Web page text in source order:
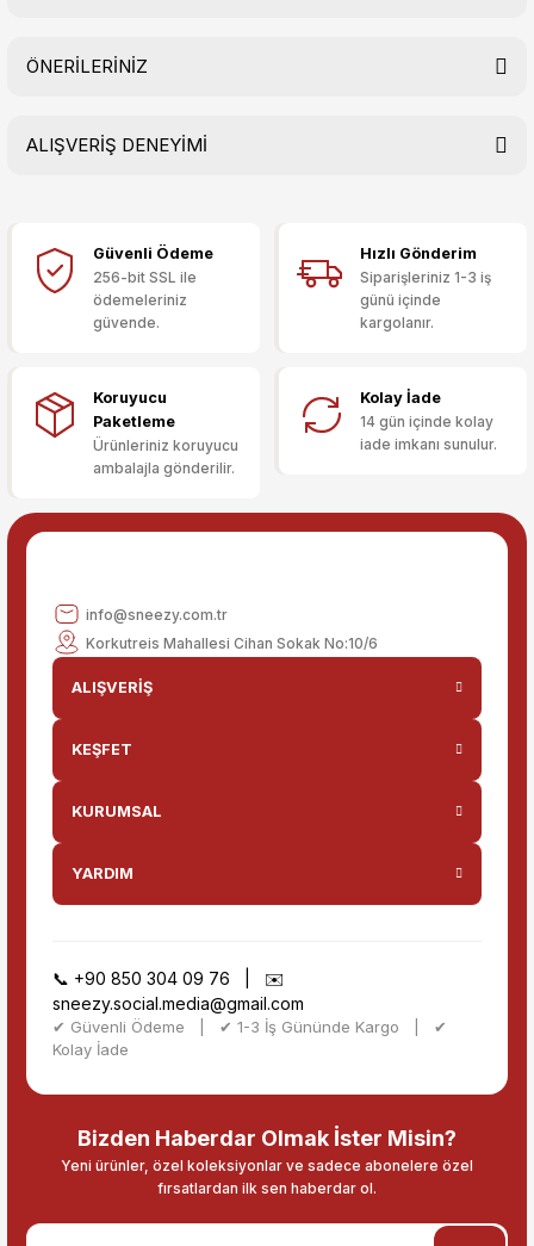
ÖNERİLERİNİZ
Bu ürünün fiyat bilgisi, resim, ürün açıklamalarında ve diğer
Ürün resmi kalitesiz, bozuk veya görüntülenemiyor.
Ürün açıklamasında eksik bilgiler bulunuyor.
Ürün fiyatı diğer sitelerden daha pahalı.
Bu ürüne benzer farklı alternatifler olmalı.
ALIŞVERİŞ DENEYİMİ
Sitemize ilk yorumu siz yapın!
Güvenli Ödeme
256-bit SSL ile
ödemeleriniz
güvende.
Hızlı Gönderim
Siparişleriniz 1-3 iş
günü içinde
kargolanır.
Koruyucu
Paketleme
Ürünleriniz koruyucu
ambalajla gönderilir.
Kolay İade
14 gün içinde kolay
iade imkanı sunulur.
info@sneezy.com.tr
Korkutreis Mahallesi Cihan Sokak No:10/6
ALIŞVERİŞ
KEŞFET
KURUMSAL
YARDIM
📞 +90 850 304 09 76 | ✉️
sneezy.social.media@gmail.com
✔ Güvenli Ödeme | ✔ 1-3 İş Gününde Kargo | ✔
Kolay İade
Bizden Haberdar Olmak İster Misin?
Yeni ürünler, özel koleksiyonlar ve sadece abonelere özel
fırsatlardan ilk sen haberdar ol.